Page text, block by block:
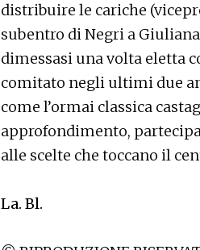
distribuire le cariche
subentro di Negri a
dimessasi una volta eletta
comitato negli ultimi due
come l’ormai classica
approfondimento,
alle scelte che toccano il
La. Bl.